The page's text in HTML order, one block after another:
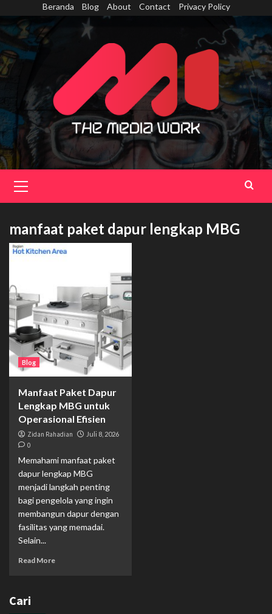
content
Beranda Blog About Contact Privacy Policy
Menu
manfaat paket dapur lengkap MBG
Blog
Manfaat Paket Dapur
Lengkap MBG untuk
Operasional Efisien
Zidan Rahadian Juli 8, 2026
0
Memahami manfaat paket
dapur lengkap MBG
menjadi langkah penting
bagi pengelola yang ingin
membangun dapur dengan
fasilitas yang memadai.
Selain...
Read More
Cari